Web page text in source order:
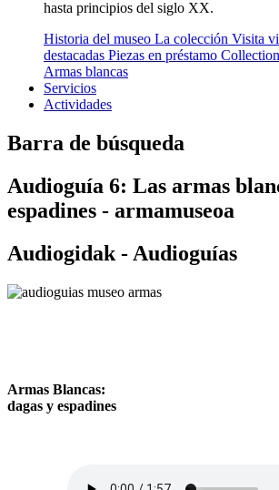
hasta principios del siglo XX.
Historia del museo La colección Visita
destacadas Piezas en préstamo
Armas blancas
Servicios
Actividades
Barra de búsqueda
Audioguía 6: Las armas
espadines - armamuseoa
Audiogidak - Audioguías
Armas Blancas:
dagas y espadines